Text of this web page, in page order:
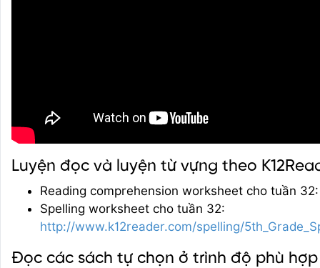
Luyện đọc và luyện từ vựng theo
Reading comprehension worksheet cho tuần
Spelling worksheet cho tuần 32:
http://www.k12reader.com/spelling/
Đọc các sách tự chọn ở trình độ phù hợp